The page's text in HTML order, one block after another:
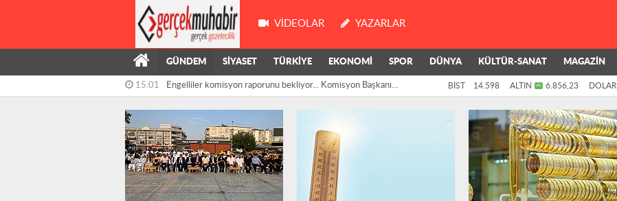
VIDEOLAR YAZARLAR
GÜNDEM SİYASET TÜRKİYE EKONOMİ SPOR DÜNYA KÜLTÜR-SANAT MAGAZİN
15:01 Engelliler komisyon raporunu bekliyor... Komisyon Başkanı
14:41 Ümit Özdağ'dan "çerçeve yasa" tepkisi: "Şu anda...
BİST 14.598 ALTIN 6.856,23 DOLAR